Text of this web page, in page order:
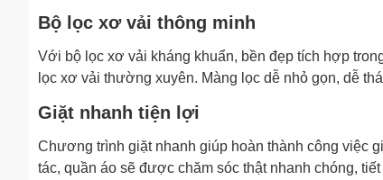
Bộ lọc xơ vải thông minh
Với bộ lọc xơ vải kháng khuẩn, bền đẹp tích hợp
lọc xơ vải thường xuyên. Màng lọc dễ nhỏ gọn, dễ
Giặt nhanh tiện lợi
Chương trình giặt nhanh giúp hoàn thành công việc
tác, quần áo sẽ được chăm sóc thật nhanh chóng,